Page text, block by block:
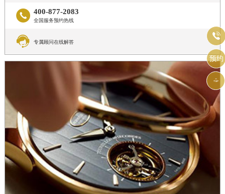
 400-877-2083
全国服务预约热线
 专属顾问在线解答

预约
